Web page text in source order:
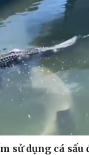
sử dụng cá sấu